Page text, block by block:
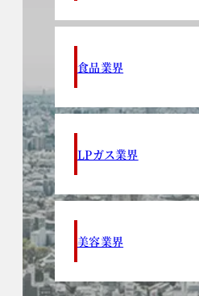
食品業界
LPガス業界
美容業界